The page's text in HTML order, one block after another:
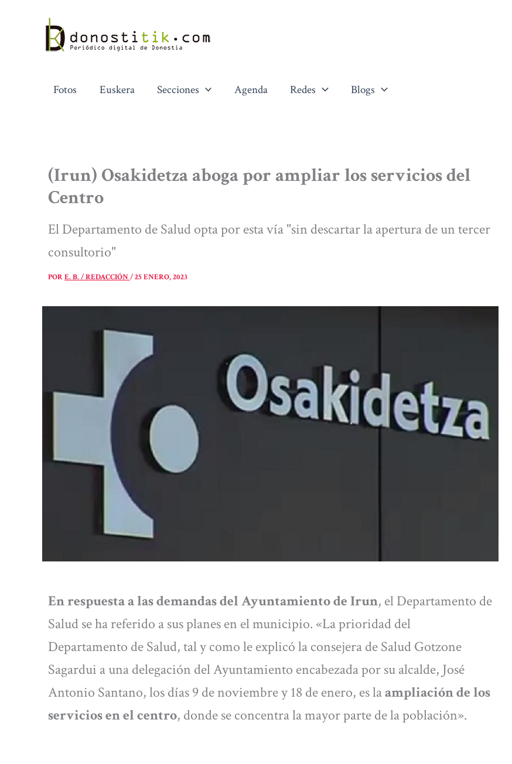
contenido
Fotos Euskera Secciones Agenda Redes Blogs
(Irun) Osakidetza aboga por ampliar los servicios del
Centro
El Departamento de Salud opta por esta vía "sin descartar la apertura de un tercer
consultorio"
PORE. B. / REDACCIÓN/25 ENERO, 2023
En respuesta a las demandas del Ayuntamiento de Irun, el Departamento de
Salud se ha referido a sus planes en el municipio. «La prioridad del
Departamento de Salud, tal y como le explicó la consejera de Salud Gotzone
Sagardui a una delegación del Ayuntamiento encabezada por su alcalde, José
Antonio Santano, los días 9 de noviembre y 18 de enero, es laampliación de los
servicios en el centro, donde se concentra la mayor parte de la población».